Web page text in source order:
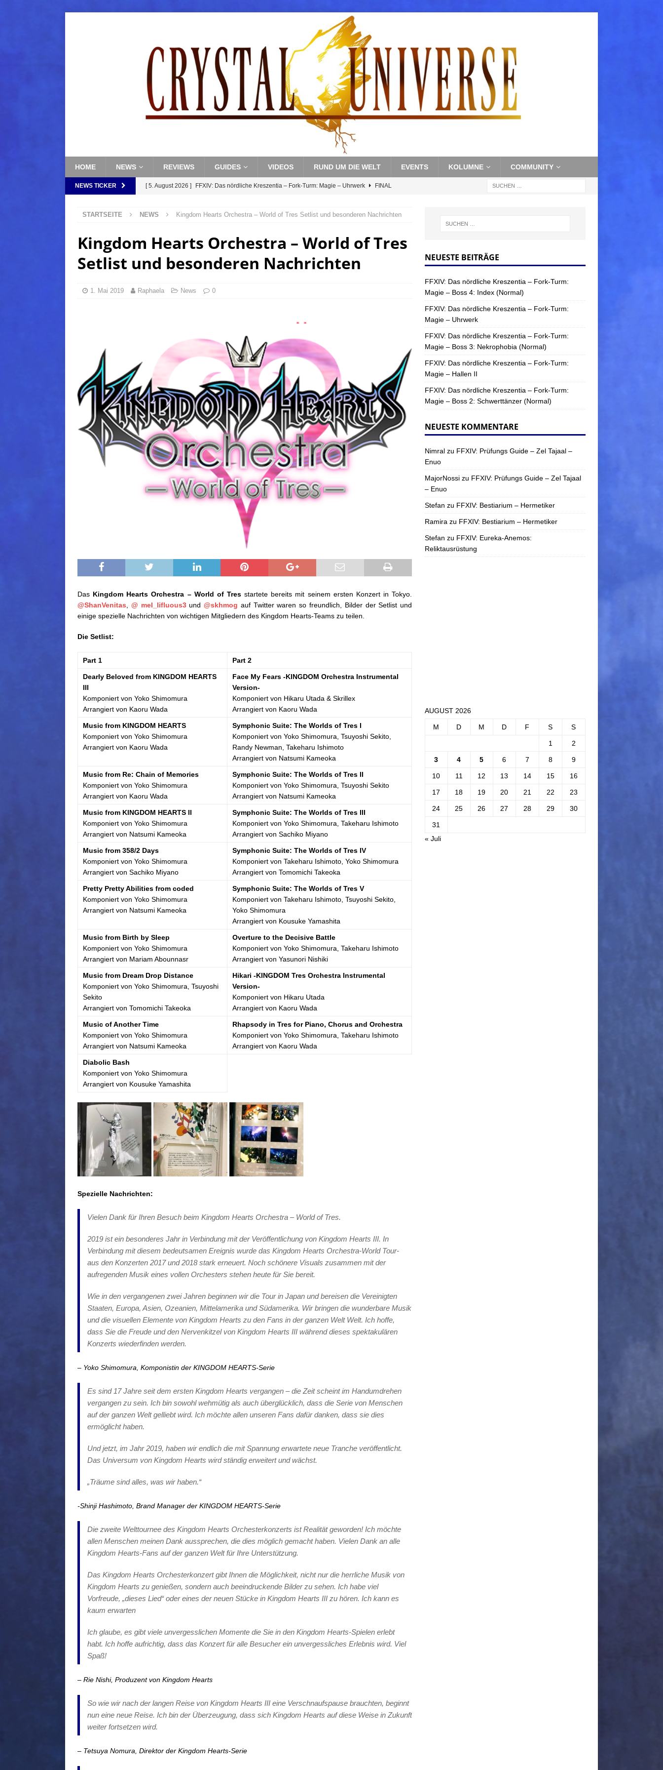
HOME NEWS REVIEWS GUIDES VIDEOS RUND UM DIE WELT EVENTS KOLUMNE COMMUNITY
NEWS TICKER [ 5. August 2026 ] FFXIV: Das nördliche Kreszentia – Fork-Turm: Magie – Uhrwerk FINAL
[ 5. August 2026 ]
(Normal) FINAL FANTASY
FANTASY
[ 5. August 2026 ] FFXIV: Das nördliche Kreszentia – Fork-Turm: Magie – Boss 2: Schwerttänzer
FFXIV: Das nördliche Kreszentia – Fork-Turm: Magie – Boss 4: Index (Normal)
STARTSEITE NEWS Kingdom Hearts Orchestra – World of Tres Setlist und besonderen Nachrichten
Kingdom Hearts Orchestra – World of Tres
Setlist und besonderen Nachrichten
1. Mai 2019 Raphaela News 0
Das Kingdom Hearts Orchestra – World of Tresstartete bereits mit seinem ersten Konzert in Tokyo.
@ShanVenitas
@ mel_lifluous3und@skhmog auf Twitter waren so freundlich, Bilder der Setlist und
einige spezielle Nachrichten von wichtigen Mitgliedern des Kingdom Hearts-Teams zu teilen.
Die Setlist:
Part 1 Part 2
Dearly Beloved from KINGDOM HEARTS
III
Komponiert von Yoko Shimomura
Arrangiert von Kaoru Wada
Face My Fears -KINGDOM Orchestra Instrumental
Version-
Komponiert von Hikaru Utada & Skrillex
Arrangiert von Kaoru Wada
Music from KINGDOM HEARTS
Komponiert von Yoko Shimomura
Arrangiert von Kaoru Wada
Symphonic Suite: The Worlds of Tres I
Komponiert von Yoko Shimomura, Tsuyoshi Sekito,
Randy Newman, Takeharu Ishimoto
Arrangiert von Natsumi Kameoka
Music from Re: Chain of Memories
Komponiert von Yoko Shimomura
Arrangiert von Kaoru Wada
Symphonic Suite: The Worlds of Tres II
Komponiert von Yoko Shimomura, Tsuyoshi Sekito
Arrangiert von Natsumi Kameoka
Music from KINGDOM HEARTS II
Komponiert von Yoko Shimomura
Arrangiert von Natsumi Kameoka
Symphonic Suite: The Worlds of Tres III
Komponiert von Yoko Shimomura, Takeharu Ishimoto
Arrangiert von Sachiko Miyano
Music from 358/2 Days
Komponiert von Yoko Shimomura
Arrangiert von Sachiko Miyano
Symphonic Suite: The Worlds of Tres IV
Komponiert von Takeharu Ishimoto, Yoko Shimomura
Arrangiert von Tomomichi Takeoka
Pretty Pretty Abilities from coded
Komponiert von Yoko Shimomura
Arrangiert von Natsumi Kameoka
Symphonic Suite: The Worlds of Tres V
Komponiert von Takeharu Ishimoto, Tsuyoshi Sekito,
Yoko Shimomura
Arrangiert von Kousuke Yamashita
Music from Birth by Sleep
Komponiert von Yoko Shimomura
Arrangiert von Mariam Abounnasr
Overture to the Decisive Battle
Komponiert von Yoko Shimomura, Takeharu Ishimoto
Arrangiert von Yasunori Nishiki
Music from Dream Drop Distance
Komponiert von Yoko Shimomura, Tsuyoshi
Sekito
Arrangiert von Tomomichi Takeoka
Hikari -KINGDOM Tres Orchestra Instrumental
Version-
Komponiert von Hikaru Utada
Arrangiert von Kaoru Wada
Music of Another Time
Komponiert von Yoko Shimomura
Arrangiert von Natsumi Kameoka
Rhapsody in Tres for Piano, Chorus and Orchestra
Komponiert von Yoko Shimomura, Takeharu Ishimoto
Arrangiert von Kaoru Wada
Diabolic Bash
Komponiert von Yoko Shimomura
Arrangiert von Kousuke Yamashita
Spezielle Nachrichten:
Vielen Dank für Ihren Besuch beim Kingdom Hearts Orchestra – World of Tres.
2019 ist ein besonderes Jahr in Verbindung mit der Veröffentlichung von Kingdom Hearts III. In
Verbindung mit diesem bedeutsamen Ereignis wurde das Kingdom Hearts Orchestra-World Tour-
aus den Konzerten 2017 und 2018 stark erneuert. Noch schönere Visuals zusammen mit der
aufregenden Musik eines vollen Orchesters stehen heute für Sie bereit.
Wie in den vergangenen zwei Jahren beginnen wir die Tour in Japan und bereisen die Vereinigten
Staaten, Europa, Asien, Ozeanien, Mittelamerika und Südamerika. Wir bringen die wunderbare Musik
und die visuellen Elemente von Kingdom Hearts zu den Fans in der ganzen Welt Welt. Ich hoffe,
dass Sie die Freude und den Nervenkitzel von Kingdom Hearts III während dieses spektakulären
Konzerts wiederfinden werden.
– Yoko Shimomura, Komponistin der KINGDOM HEARTS-Serie
Es sind 17 Jahre seit dem ersten Kingdom Hearts vergangen – die Zeit scheint im Handumdrehen
vergangen zu sein. Ich bin sowohl wehmütig als auch überglücklich, dass die Serie von Menschen
auf der ganzen Welt gelliebt wird. Ich möchte allen unseren Fans dafür danken, dass sie dies
ermöglicht haben.
Und jetzt, im Jahr 2019, haben wir endlich die mit Spannung erwartete neue Tranche veröffentlicht.
Das Universum von Kingdom Hearts wird ständig erweitert und wächst.
„Träume sind alles, was wir haben.“
-Shinji Hashimoto, Brand Manager der KINGDOM HEARTS-Serie
Die zweite Welttournee des Kingdom Hearts Orchesterkonzerts ist Realität geworden! Ich möchte
allen Menschen meinen Dank aussprechen, die dies möglich gemacht haben. Vielen Dank an alle
Kingdom Hearts-Fans auf der ganzen Welt für Ihre Unterstützung.
Das Kingdom Hearts Orchesterkonzert gibt Ihnen die Möglichkeit, nicht nur die herrliche Musik von
Kingdom Hearts zu genießen, sondern auch beeindruckende Bilder zu sehen. Ich habe viel
Vorfreude, „dieses Lied“ oder eines der neuen Stücke in Kingdom Hearts III zu hören. Ich kann es
kaum erwarten
Ich glaube, es gibt viele unvergesslichen Momente die Sie in den Kingdom Hearts-Spielen erlebt
habt. Ich hoffe aufrichtig, dass das Konzert für alle Besucher ein unvergessliches Erlebnis wird. Viel
Spaß!
– Rie Nishi, Produzent von Kingdom Hearts
So wie wir nach der langen Reise von Kingdom Hearts III eine Verschnaufspause brauchten, beginnt
nun eine neue Reise. Ich bin der Überzeugung, dass sich Kingdom Hearts auf diese Weise in Zukunft
weiter fortsetzen wird.
– Tetsuya Nomura, Direktor der Kingdom Hearts-Serie
NEUESTE BEITRÄGE
FFXIV: Das nördliche Kreszentia – Fork-Turm:
Magie – Boss 4: Index (Normal)
FFXIV: Das nördliche Kreszentia – Fork-Turm:
Magie – Uhrwerk
FFXIV: Das nördliche Kreszentia – Fork-Turm:
Magie – Boss 3: Nekrophobia (Normal)
FFXIV: Das nördliche Kreszentia – Fork-Turm:
Magie – Hallen II
FFXIV: Das nördliche Kreszentia – Fork-Turm:
Magie – Boss 2: Schwerttänzer (Normal)
NEUESTE KOMMENTARE
Nimralzu FFXIV: Prüfungs Guide – Zel Tajaal –
Enuo
MajorNossizu FFXIV: Prüfungs Guide – Zel Tajaal
– Enuo
Stefan zu FFXIV: Bestiarium – Hermetiker
Ramira zu FFXIV: Bestiarium – Hermetiker
Stefan zu FFXIV: Eureka-Anemos:
Reliktausrüstung
AUGUST 2026
M D M D F S S
1 2
3 4 5 6 7 8 9
10 11 12 13 14 15 16
17 18 19 20 21 22 23
24 25 26 27 28 29 30
31
« Juli